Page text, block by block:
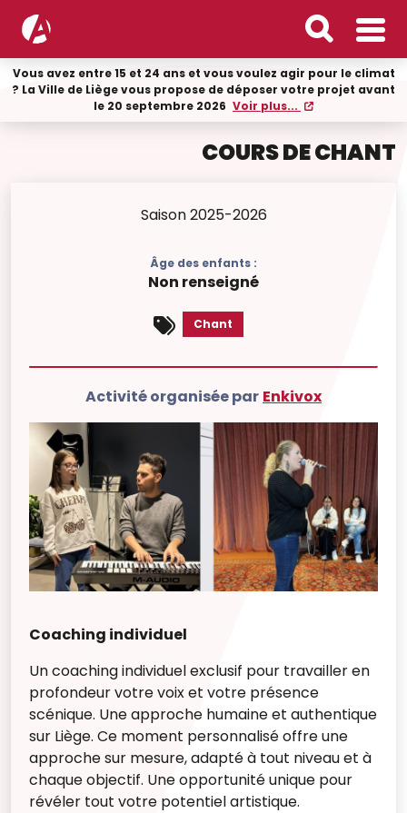
Vous avez entre 15 et 24 ans et vous voulez agir pour le climat
? La Ville de Liège vous propose de déposer votre projet avant
le 20 septembre 2026 Voir plus...
COURS DE CHANT
Saison 2025-2026
Âge des enfants :
Non renseigné
Chant
Activité organisée par Enkivox
Coaching individuel
Un coaching individuel exclusif pour travailler en
profondeur votre voix et votre présence
scénique. Une approche humaine et authentique
sur Liège. Ce moment personnalisé offre une
approche sur mesure, adapté à tout niveau et à
chaque objectif. Une opportunité unique pour
révéler tout votre potentiel artistique.